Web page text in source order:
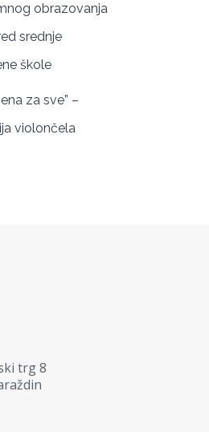
obrazovanja
srednje
škole
za sve” –
violončela
trg 8